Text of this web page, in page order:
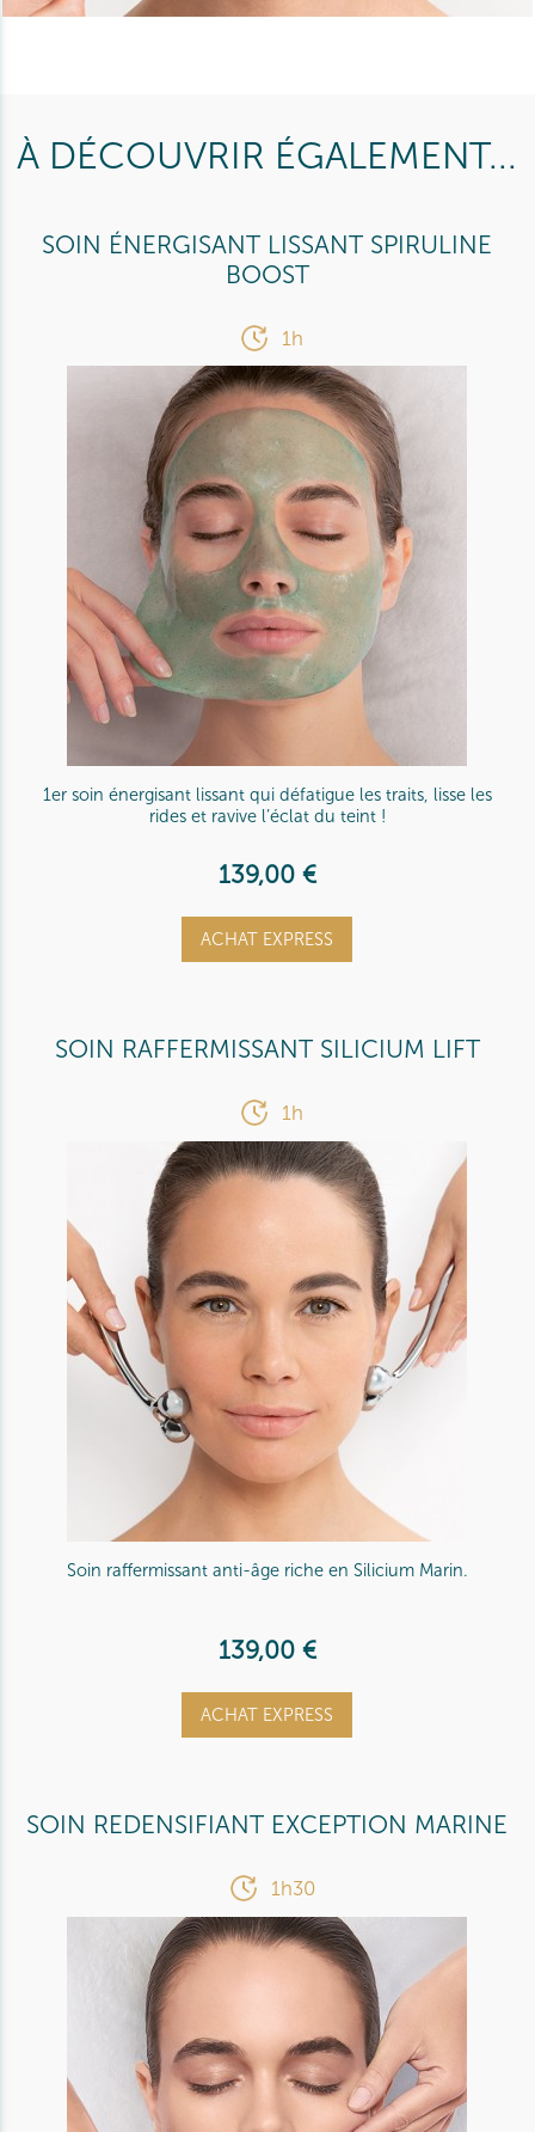
À DÉCOUVRIR ÉGALEMENT...
SOIN ÉNERGISANT LISSANT SPIRULINE
BOOST
1h
1er soin énergisant lissant qui défatigue les traits, lisse les
rides et ravive l’éclat du teint !
139,00 €
ACHAT EXPRESS
SOIN RAFFERMISSANT SILICIUM LIFT
1h
Soin raffermissant anti-âge riche en Silicium Marin.
139,00 €
ACHAT EXPRESS
SOIN REDENSIFIANT EXCEPTION MARINE
1h30